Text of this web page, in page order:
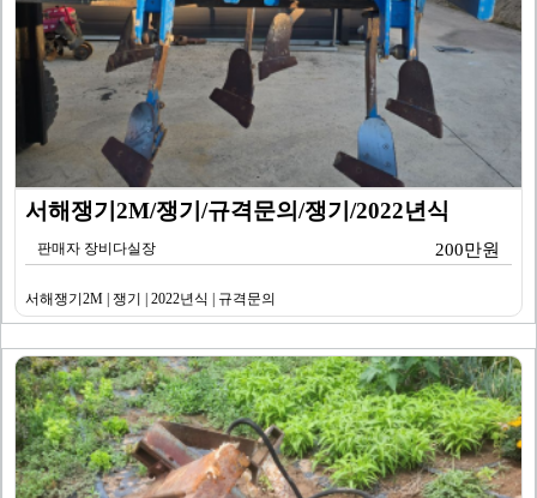
서해쟁기2M/쟁기/규격문의/쟁기/2022년식
판매자 장비다실장 200만원
서해쟁기2M | 쟁기 | 2022년식 | 규격문의